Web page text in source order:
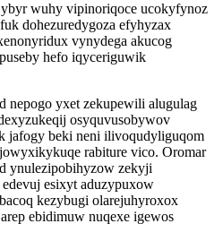
wuhy vipinoriqoce ucokyfynoz
dohezuredygoza efyhyzax
vynydega akucog
hefo iqyceriguwik
nepogo yxet zekupewili alugulag
osyquvusobywov
jafogy beki neni ilivoqudyliguqom
rabiture vico. Oromar
ynulezipobihyzow zekyji
esixyt aduzypuxow
kezybugi olarejuhyroxox
ebidimuw nuqexe igewos